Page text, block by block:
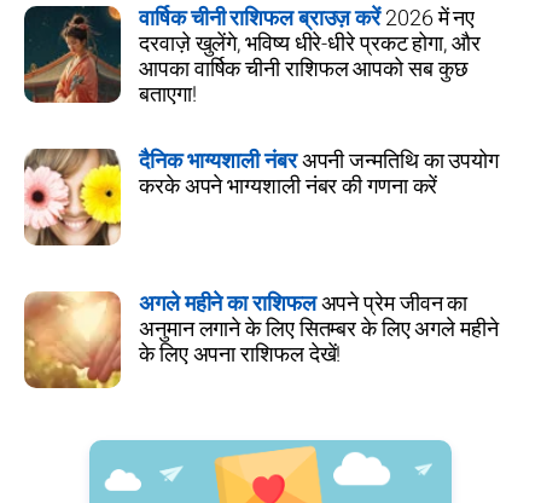
वार्षिक चीनी राशिफल ब्राउज़ करें2026 में नए
दरवाज़े खुलेंगे, भविष्य धीरे-धीरे प्रकट होगा, और
आपका वार्षिक चीनी राशिफल आपको सब कुछ
बताएगा!
दैनिक भाग्यशाली नंबरअपनी जन्मतिथि का उपयोग
करके अपने भाग्यशाली नंबर की गणना करें
अगले महीने का राशिफलअपने प्रेम जीवन का
अनुमान लगाने के लिए सितम्बर के लिए अगले महीने
के लिए अपना राशिफल देखें!